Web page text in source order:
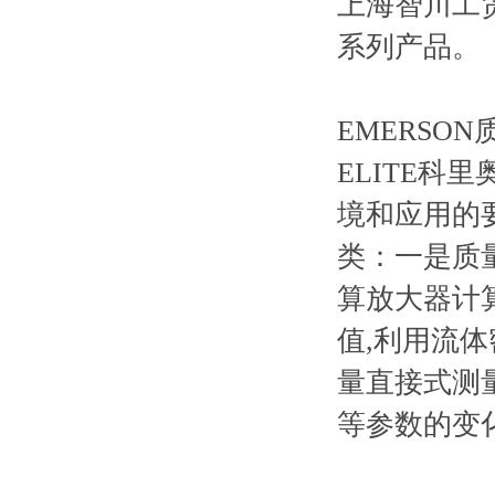
系列产品。
EMERSON
ELITE科里
境和应用的
类：一是质
算放大器计
值,利用流
量直接式测
等参数的变